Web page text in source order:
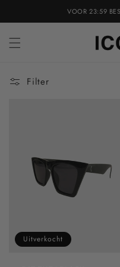
content
VOOR 23:59
Filter
Uitverkocht